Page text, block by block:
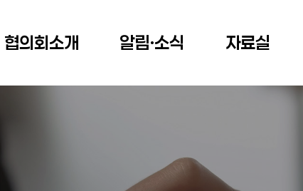
협의회소개 알림ㆍ소식 자료실